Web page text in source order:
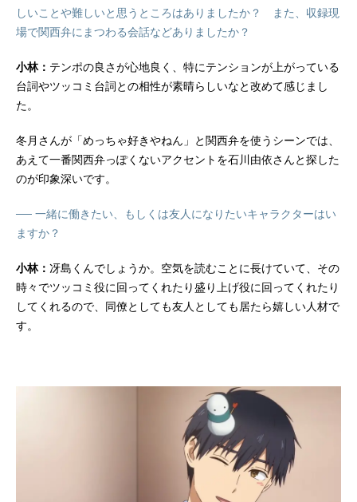
しいことや難しいと思うところはありましたか？ また、収録現
場で関西弁にまつわる会話などありましたか？
小林： テンポの良さが心地良く、特にテンションが上がっている
台詞やツッコミ台詞との相性が素晴らしいなと改めて感じまし
た。
冬月さんが「めっちゃ好きやねん」と関西弁を使うシーンでは、
あえて一番関西弁っぽくないアクセントを石川由依さんと探した
のが印象深いです。
── 一緒に働きたい、もしくは友人になりたいキャラクターはい
ますか？
小林： 冴島くんでしょうか。空気を読むことに長けていて、その
時々でツッコミ役に回ってくれたり盛り上げ役に回ってくれたり
してくれるので、同僚としても友人としても居たら嬉しい人材で
す。